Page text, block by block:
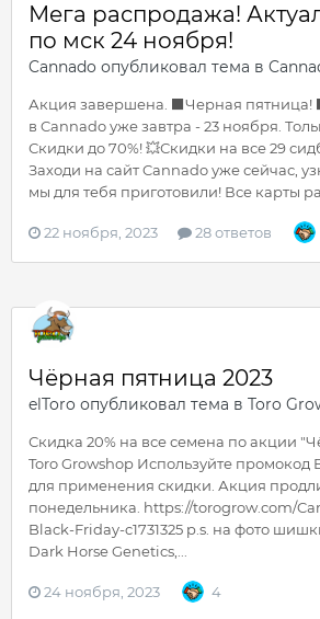
Мега распродажа!
по мск 24 ноября!
Cannado опубликовал тема в
Акция завершена. ⬛️Черная пятница!
в Cannado уже завтра - 23 ноября.
Скидки до 70%! 💥Скидки на все 29
Заходи на сайт Cannado уже сейчас,
мы для тебя приготовили! Все карты
22 ноября, 2023 28 ответов
Чёрная пятница 2023
elToro опубликовал тема в Toro
Скидка 20% на все семена по акции
Toro Growshop Используйте промокод
для применения скидки. Акция
понедельника. https://torogrow.com/
Black-Friday-c1731325 p.s. на фото
Dark Horse Genetics,...
24 ноября, 2023 4